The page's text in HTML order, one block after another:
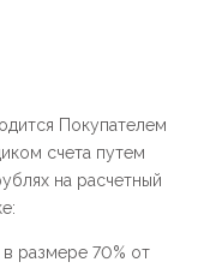
Покупателем
счета путем
на расчетный
размере 70% от